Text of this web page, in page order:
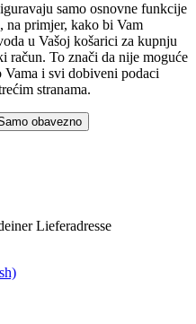
samo osnovne funkcije
na primjer, kako bi Vam
u Vašoj košarici za kupnju
račun. To znači da nije moguće
i svi dobiveni podaci
stranama.
obavezno
Lieferadresse